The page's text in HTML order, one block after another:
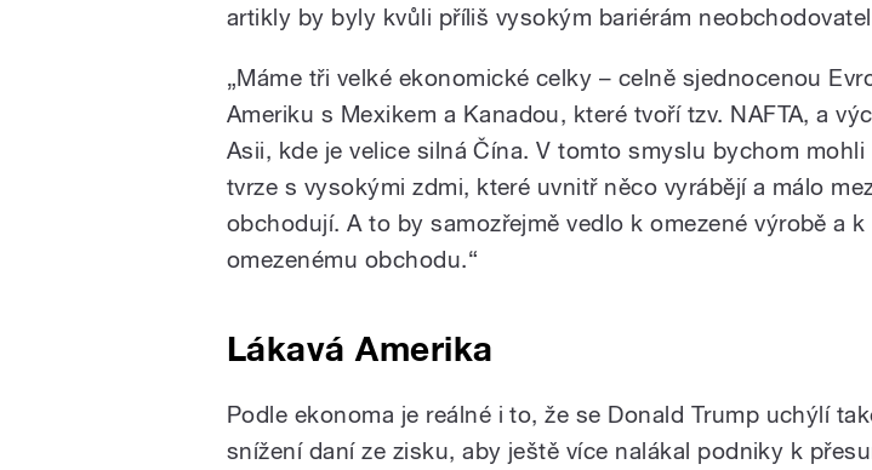
artikly by byly kvůli příliš vysokým bariérám
„Máme tři velké ekonomické celky – celně sjednocenou
Ameriku s Mexikem a Kanadou, které tvoří tzv. NAFTA, a
Asii, kde je velice silná Čína. V tomto smyslu bychom mohli
tvrze s vysokými zdmi, které uvnitř něco vyrábějí a málo
obchodují. A to by samozřejmě vedlo k omezené výrobě a k
omezenému obchodu.“
Lákavá Amerika
Podle ekonoma je reálné i to, že se Donald Trump uchýlí
snížení daní ze zisku, aby ještě více nalákal podniky k